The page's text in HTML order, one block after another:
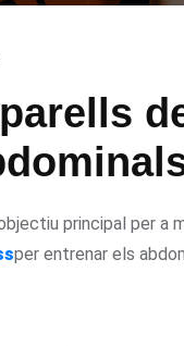
principal per a
per entrenar els